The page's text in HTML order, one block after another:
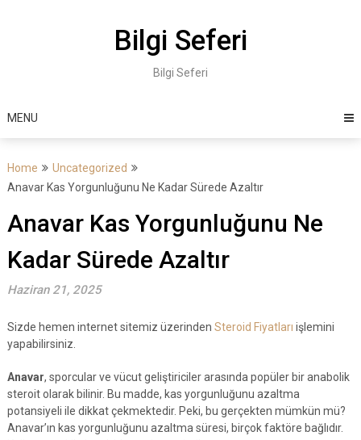
Bilgi Seferi
Bilgi Seferi
MENU
Home
Uncategorized
Anavar Kas Yorgunluğunu Ne Kadar Sürede Azaltır
Anavar Kas Yorgunluğunu Ne
Kadar Sürede Azaltır
Haziran 21, 2025
Sizde hemen internet sitemiz üzerinden Steroid Fiyatları işlemini
yapabilirsiniz.
Anavar, sporcular ve vücut geliştiriciler arasında popüler bir anabolik
steroit olarak bilinir. Bu madde, kas yorgunluğunu azaltma
potansiyeli ile dikkat çekmektedir. Peki, bu gerçekten mümkün mü?
Anavar’ın kas yorgunluğunu azaltma süresi, birçok faktöre bağlıdır.